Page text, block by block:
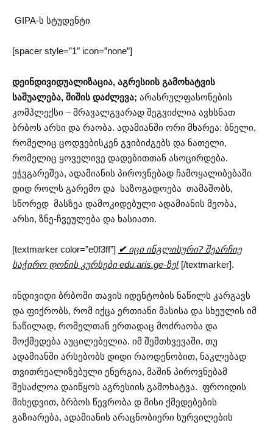
GIPA-ს სტუდენტი
[spacer style=”1″ icon=”none”]
დეინდივიდუალიზაცია, აგრესიის გამოხატვის
საშუალება, შიშის დაძლევა; არასრულფასონების
კომპლექსი – მრავალგვარად შეგვიძლია ავხსნათ
ბრბოს არსი და რაობა. ადამიანში ორი მხარეა: ბნელი,
რომელიც ცოდვებისკენ გვიბიძგებს და ნათელი,
რომელიც ყოველივე დადებითთან ასოცირდება.
ეჭვგარეშეა, ადამიანის პიროვნებად ჩამოყალიბებაში
დიდ როლს გარემო და საზოგადოება თამაშობს,
სწორედ მასზეა დამოკიდებული ადამიანის მეობა,
არსი, ზნე-ჩვეულება და ხასიათი.
[textmarker color=”e0f3ff”] ✔იცი ინგლისური? შეარჩიე
საჭირო დონის კურსები edu.aris.ge-ზე! [/textmarker].
ინდივიდი ბრბოში თავის იდენტობის ნაწილს კარგავს
და ფიქრობს, რომ იქცა ერთიანი მასისა და სხეულის იმ
ნაწილად, რომელთან ერთადაც მოძრაობა და
მოქმედება აუცილებელია. იმ შემთხვევაში, თუ
ადამიანში არსებობს დიდი რაოდენობით, ნაკლებად
თვითრეალიზებული ენერგია, მაშინ პიროვნებამ
შესაძლოა დაიწყოს აგრესიის გამოხატვა. ფროიდის
მიხედვით, ბრბოს წევრობა დ მისი ქმედებების
გაზიარება, ადამიანის არაცნობიერი სურვილების